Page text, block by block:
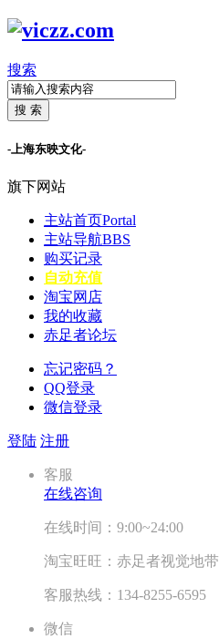
搜索
搜 索
-上海东映文化-
旗下网站
主站首页Portal
主站导航BBS
购买记录
自动充值
淘宝网店
我的收藏
赤足者论坛
忘记密码？
QQ登录
微信登录
登陆 注册
客服
在线咨询
在线时间：9:00~24:00
淘宝旺旺：赤足者视觉地带
客服热线：134-8255-6595
微信